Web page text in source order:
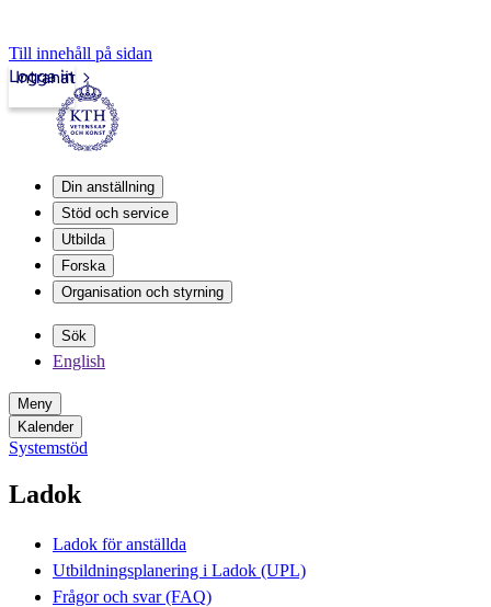
Till innehåll på sidan
Intranät
Logga in
Din anställning
Stöd och service
Utbilda
Forska
Organisation och styrning
Sök
English
Meny
Kalender
Systemstöd
Ladok
Ladok för anställda
Utbildningsplanering i Ladok (UPL)
Frågor och svar (FAQ)